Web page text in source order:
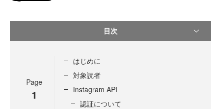
目次
Page
1
はじめに
対象読者
Instagram API
認証について